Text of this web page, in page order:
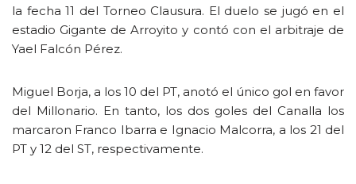
la fecha 11 del Torneo Clausura. El duelo se jugó en el
estadio Gigante de Arroyito y contó con el arbitraje de
Yael Falcón Pérez.
Miguel Borja, a los 10 del PT, anotó el único gol en favor
del Millonario. En tanto, los dos goles del Canalla los
marcaron Franco Ibarra e Ignacio Malcorra, a los 21 del
PT y 12 del ST, respectivamente.